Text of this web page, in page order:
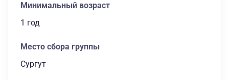
Минимальный возраст
1 год
Место сбора группы
Сургут